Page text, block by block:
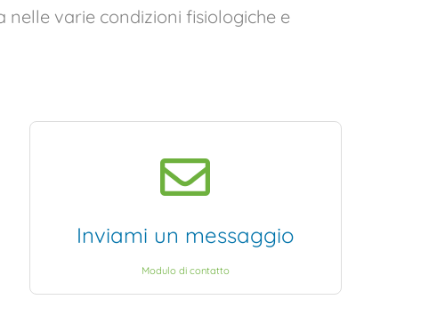
varie condizioni fisiologiche e
Inviami un messaggio
Modulo di contatto